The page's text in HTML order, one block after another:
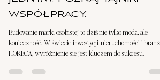
architektura wnętrz w
współpracy.
Budowanie marki osobistej to dziś nie tylko moda, ale
HORECA, wyróżnienie się jest kluczem do sukcesu.